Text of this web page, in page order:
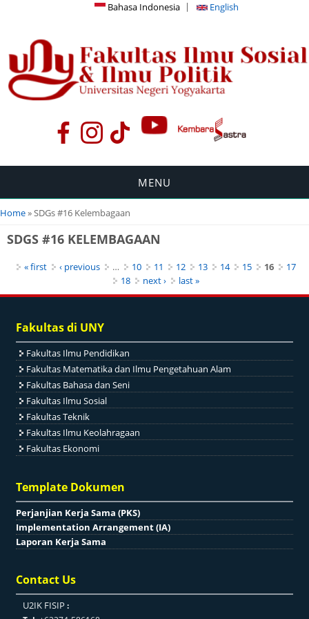
Bahasa Indonesia English
MENU
You are here
Home» SDGs #16 Kelembagaan
SDGS #16 KELEMBAGAAN
Pages
« first ‹ previous … 10 11 12 13 14 15 16
17
18
next › last »
Fakultas di UNY
Fakultas Ilmu Pendidikan
Fakultas Matematika dan Ilmu Pengetahuan Alam
Fakultas Bahasa dan Seni
Fakultas Ilmu Sosial
Fakultas Teknik
Fakultas Ilmu Keolahragaan
Fakultas Ekonomi
Template Dokumen
Perjanjian Kerja Sama (PKS)
Implementation Arrangement (IA)
Laporan Kerja Sama
Contact Us
U2IK FISIP :